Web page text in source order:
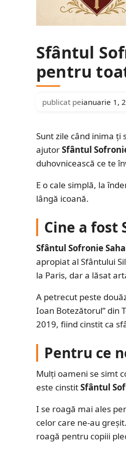
Sfântul
pentru
publicat peianuarie 1,
Sunt zile când inima ți
ajutorSfântul
duhovnicească ce te
E o cale simplă, la
lângă icoană.
Cine a fost
Sfântul Sofronie
apropiat al Sfântului
la Paris, dar a lăsat
A petrecut peste
Ioan Botezătorul” din
2019, fiind cinstit ca
Pentru ce
Mulți oameni se simt
este cinstitSfântul
I se roagă mai ales
celor care ne-au
roagă pentru copiii